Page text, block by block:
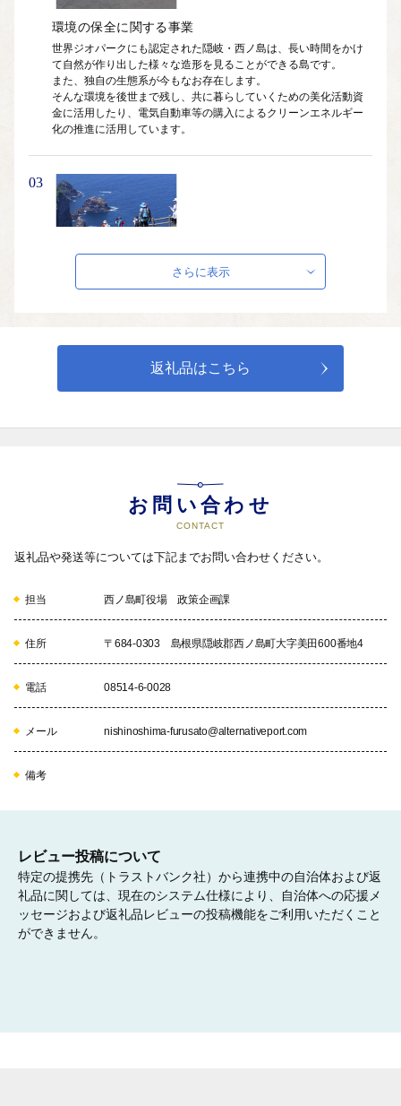
環境の保全に関する事業
世界ジオパークにも認定された隠岐・西ノ島は、長い時間をかけ
て自然が作り出した様々な造形を見ることができる島です。
また、独自の生態系が今もなお存在します。
そんな環境を後世まで残し、共に暮らしていくための美化活動資
金に活用したり、電気自動車等の購入によるクリーンエネルギー
03
産業振興に関する事業
西ノ島の主な産業は、漁業・畜産業・観光業です。
観光地としての魅力向上のための補助金、後継者確保対策などに
教育・文化の振興に関する事業
『島の宝』である子どもたちが島で学び、元気いっぱいに育って
いくための環境を整備するため、図書の購入や給食原材料費とし
また、「隠岐島前神楽」など島に伝わる伝統文化の継承のために
05
自然災害などが起きたとき、救助や復旧に係る費用として、役立
てます。
その他町長が必要と認める事業
上記６事業以外の事業で、町長が必要と認める事業に活用しま
す。
さらに表示
返礼品はこちら
お問い合わせ
CONTACT
返礼品や発送等については下記までお問い合わせください。
担当 西ノ島町役場 政策企画課
住所 〒684-0303 島根県隠岐郡西ノ島町大字美田600番地4
電話 08514-6-0028
メール nishinoshima-furusato@alternativeport.com
備考
レビュー投稿について
特定の提携先（トラストバンク社）から連携中の自治体および返
礼品に関しては、現在のシステム仕様により、自治体への応援メ
ッセージおよび返礼品レビューの投稿機能をご利用いただくこと
ができません。